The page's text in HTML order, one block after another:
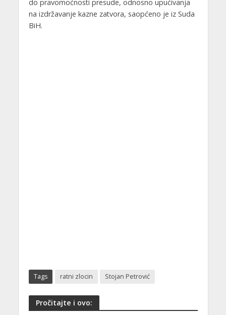
do pravomoćnosti presude, odnosno upućivanja
na izdržavanje kazne zatvora, saopćeno je iz Suda
BiH.
Tags ratni zlocin Stojan Petrović
Pročitajte i ovo: